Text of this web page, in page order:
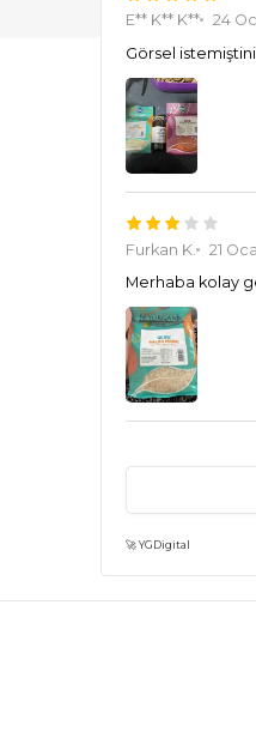
E** K** K**
24
Görsel
Furkan K.
21
Merhaba kolay
Sürekli
🚀 YGDigital